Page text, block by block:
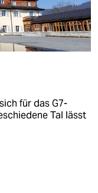
für das G7-
Tal lässt